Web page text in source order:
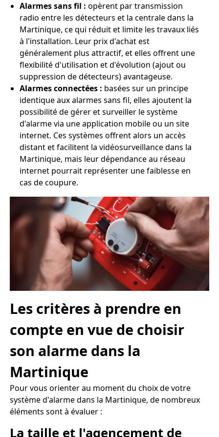
Alarmes sans fil : opèrent par transmission
radio entre les détecteurs et la centrale dans la
Martinique, ce qui réduit et limite les travaux liés
à l'installation. Leur prix d'achat est
généralement plus attractif, et elles offrent une
flexibilité d'utilisation et d'évolution (ajout ou
suppression de détecteurs) avantageuse.
Alarmes connectées : basées sur un principe
identique aux alarmes sans fil, elles ajoutent la
possibilité de gérer et surveiller le système
d'alarme via une application mobile ou un site
internet. Ces systèmes offrent alors un accès
distant et facilitent la vidéosurveillance dans la
Martinique, mais leur dépendance au réseau
internet pourrait représenter une faiblesse en
cas de coupure.
Les critères à prendre en
compte en vue de choisir
son alarme dans la
Martinique
Pour vous orienter au moment du choix de votre
système d'alarme dans la Martinique, de nombreux
éléments sont à évaluer :
La taille et l'agencement de